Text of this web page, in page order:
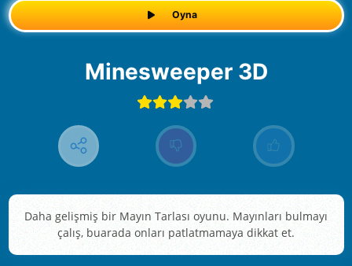
Oyna
Minesweeper 3D
Daha gelişmiş bir Mayın Tarlası oyunu. Mayınları bulmayı
çalış, buarada onları patlatmamaya dikkat et.